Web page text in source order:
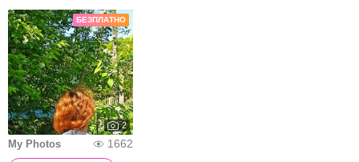
БЕЗПЛАТНО
2
My Photos
1662